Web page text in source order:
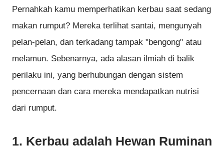
Pernahkah kamu memperhatikan kerbau saat sedang
makan rumput? Mereka terlihat santai, mengunyah
pelan-pelan, dan terkadang tampak "bengong" atau
melamun. Sebenarnya, ada alasan ilmiah di balik
perilaku ini, yang berhubungan dengan sistem
pencernaan dan cara mereka mendapatkan nutrisi
dari rumput.
1. Kerbau adalah Hewan Ruminan